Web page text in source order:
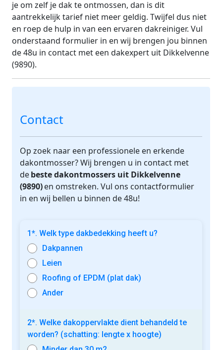
je om zelf je dak te ontmossen, dan is dit
aantrekkelijk tarief niet meer geldig. Twijfel dus niet
en roep de hulp in van een ervaren dakreiniger. Vul
onderstaand formulier in en wij brengen jou binnen
de 48u in contact met een dakexpert uit Dikkelvenne
(9890).
Contact
Op zoek naar een professionele en erkende
dakontmosser? Wij brengen u in contact met
debeste dakontmossers uit Dikkelvenne
(9890)en omstreken. Vul ons contactformulier
in en wij bellen u binnen de 48u!
1*. Welk type dakbedekking heeft u?
Dakpannen
Leien
Roofing of EPDM (plat dak)
Ander
2*. Welke dakoppervlakte dient behandeld te
worden? (schatting: lengte x hoogte)